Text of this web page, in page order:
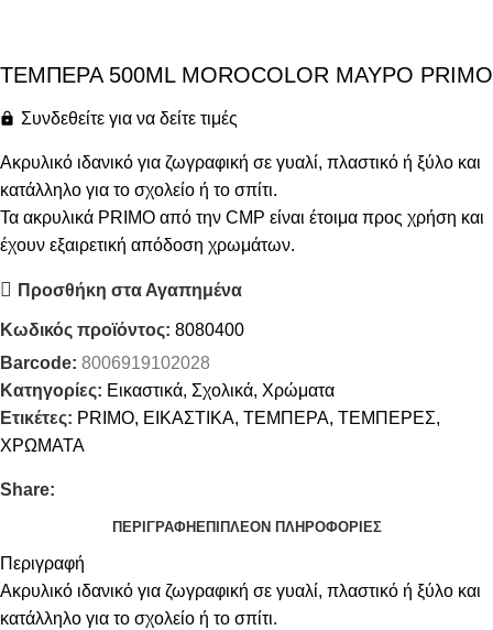
ΤΕΜΠΕΡΑ 500ML MOROCOLOR ΜΑΥΡΟ PRIMO
Συνδεθείτε για να δείτε τιμές
Aκρυλικό ιδανικό για ζωγραφική σε γυαλί, πλαστικό ή ξύλο και
κατάλληλο για το σχολείο ή το σπίτι.
Τα ακρυλικά PRIMO από την CMP είναι έτοιμα προς χρήση και
έχουν εξαιρετική απόδοση χρωμάτων.
Προσθήκη στα Αγαπημένα
Κωδικός προϊόντος: 8080400
Barcode: 8006919102028
Κατηγορίες: Εικαστικά, Σχολικά, Χρώματα
Ετικέτες: PRIMO, ΕΙΚΑΣΤΙΚΑ, ΤΕΜΠΕΡΑ, ΤΕΜΠΕΡΕΣ,
ΧΡΩΜΑΤΑ
Share:
ΠΕΡΙΓΡΑΦΉ ΕΠΙΠΛΈΟΝ ΠΛΗΡΟΦΟΡΊΕΣ
Περιγραφή
Aκρυλικό ιδανικό για ζωγραφική σε γυαλί, πλαστικό ή ξύλο και
κατάλληλο για το σχολείο ή το σπίτι.